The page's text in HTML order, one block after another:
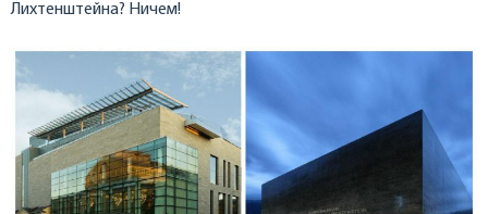
Лихтенштейна? Ничем!